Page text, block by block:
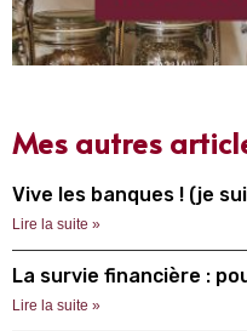
Mes autres
Vive les banques ! (je
Lire la suite »
La survie financière :
Lire la suite »